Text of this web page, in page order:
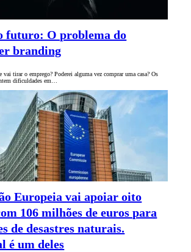
futuro: O problema do
branding
vai tirar o emprego? Poderei alguma vez comprar uma casa? Os
dificuldades em…
Europeia vai apoiar oito
106 milhões de euros para
de desastres naturais.
é um deles